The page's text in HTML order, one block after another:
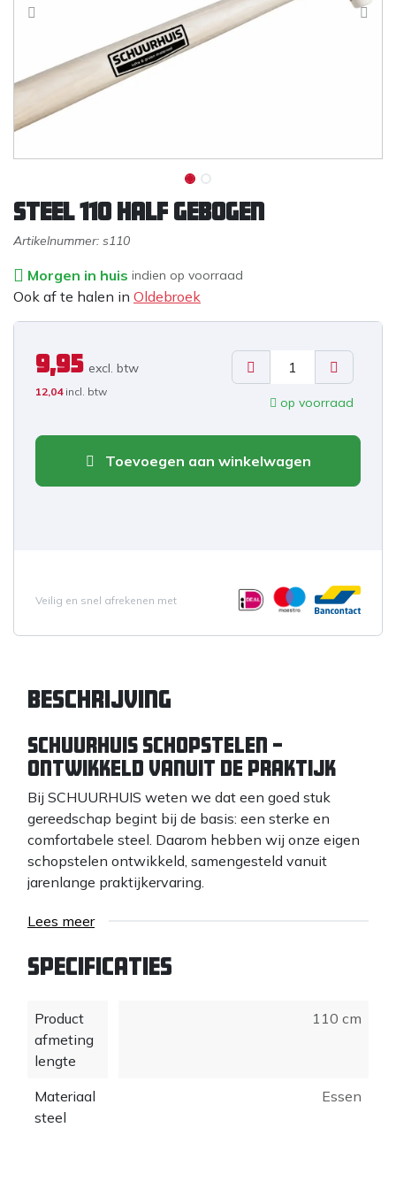
Steel 110 half gebogen
Artikelnummer: s110
Morgen in huis indien op voorraad
Ook af te halen in Oldebroek
9,95 excl. btw
12,04 incl. btw
op voorraad
Toevoegen aan winkelwagen
Veilig en snel afrekenen met
Beschrijving
SCHUURHUIS Schopstelen –
Ontwikkeld vanuit de praktijk
Bij SCHUURHUIS weten we dat een goed stuk
gereedschap begint bij de basis: een sterke en
comfortabele steel. Daarom hebben wij onze eigen
schopstelen ontwikkeld, samengesteld vanuit
jarenlange praktijkervaring.
Elke toepassing vraagt om een andere houding en
precies de juiste buiging voor optimaal
grondwerk of dagelijks gebruik in de tuin en bouw –
de steel ondersteunt de natuurlijke werkhouding.
niet te klein, maar precies goed. Het ligt comfortabel
in de hand en geeft maximale controle en grip, zelfs
Lees meer
Specificaties
Product
afmeting
lengte
110 cm
Materiaal
steel
Essen